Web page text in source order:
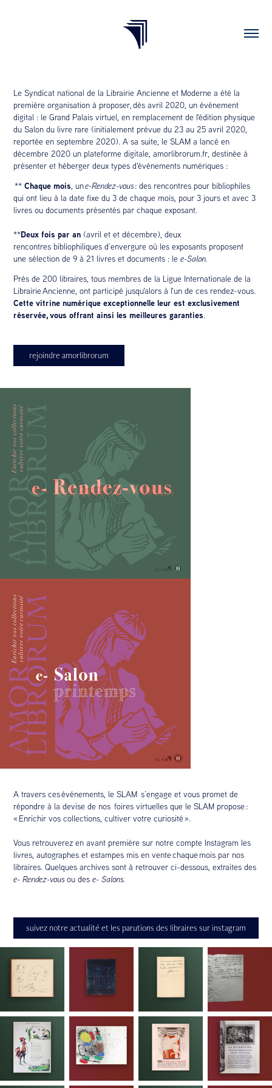
Le Syndicat national de la Librairie Ancienne et Moderne a été la
première organisation à proposer, dès avril 2020, un événement
digital : le Grand Palais virtuel, en remplacement de l'édition physique
du Salon du livre rare (initialement prévue du 23 au 25 avril 2020,
reportée en septembre 2020). A sa suite, le SLAM a lancé en
décembre 2020 un plateforme digitale, amorlibrorum.fr, destinée à
présenter et héberger deux types d'événements numériques :
**Chaque mois, une-Rendez-vous: des rencontres pour bibliophiles
qui ont lieu à la date fixe du 3 de chaque mois, pour 3 jours et avec 3
livres ou documents présentés par chaque exposant.
**Deux fois par an (avril et et décembre), deux
rencontres bibliophiliques d’envergure où les exposants proposent
une sélection de 9 à 21 livres et documents : lee-Salon.
Près de 200 libraires, tous membres de la Ligue Internationale de la
Librairie Ancienne, ont participé jusqu'alors à l'un de ces rendez-vous.
Cette vitrine numérique exceptionnelle leur est exclusivement
réservée, vous offrant ainsi les meilleures garanties.
rejoindre amorlibrorum
A travers ces événements, le SLAM s’engage et vous promet de
répondre à la devise de nos foires virtuelles que le SLAM propose :
« Enrichir vos collections, cultiver votre curiosité ».
Vous retrouverez en avant première sur notre compte Instagram les
livres, autographes et estampes mis en vente chaque mois par nos
libraires. Quelques archives sont à retrouver ci-dessous, extraites des
e- Rendez-vous ou dese- Salons.
suivez notre actualité et les parutions des libraires sur instagram